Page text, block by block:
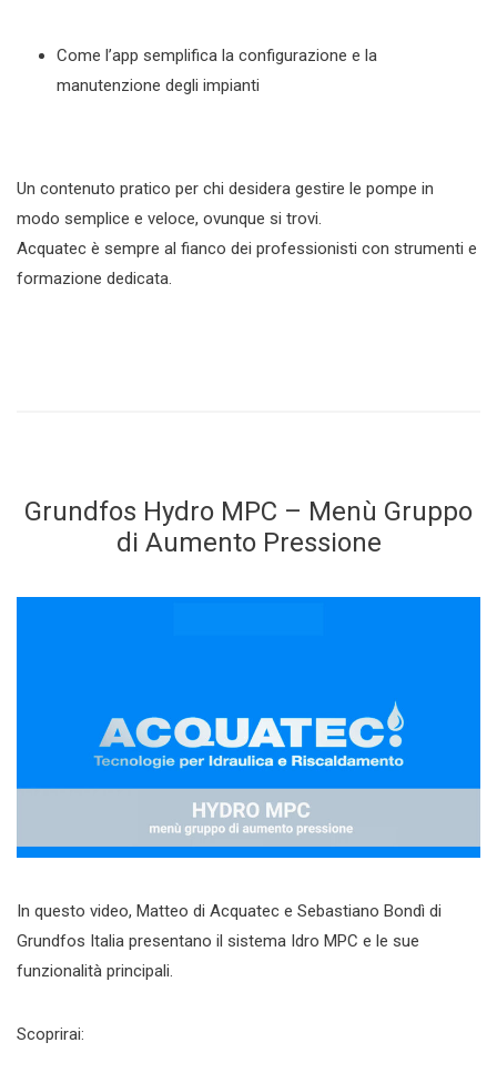
Come l’app semplifica la configurazione e la
manutenzione degli impianti
Un contenuto pratico per chi desidera gestire le pompe in
modo semplice e veloce, ovunque si trovi.
Acquatec è sempre al fianco dei professionisti con strumenti e
formazione dedicata.
Grundfos Hydro MPC – Menù Gruppo
di Aumento Pressione
In questo video, Matteo di Acquatec e Sebastiano Bondì di
Grundfos Italia presentano il sistema Idro MPC e le sue
funzionalità principali.
Scoprirai: